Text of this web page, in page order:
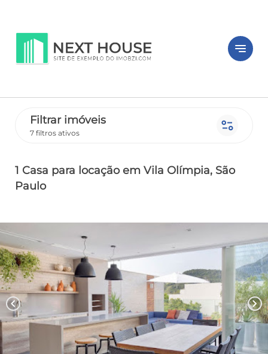
notes
Filtrar imóveis
7 filtros ativos page_info
1 Casa para locaçãoem Vila Olímpia, São
Paulo
chevron_left chevron_right